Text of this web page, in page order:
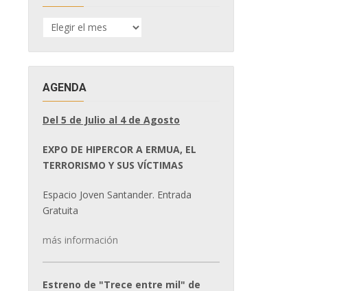
HISTÓRICO
DE
AGENDA
Del 5 de Julio al 4 de Agosto
EXPO DE HIPERCOR A ERMUA, EL
TERRORISMO Y SUS VÍCTIMAS
Espacio Joven Santander. Entrada
Gratuita
más información
Estreno de "Trece entre mil" de